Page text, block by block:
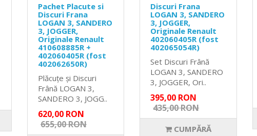
Pachet Placute si
Discuri Frana
LOGAN 3, SANDERO
3, JOGGER,
Originale Renault
410608885R +
402060405R (fost
402062650R)
Plăcuțe și Discuri
Frână LOGAN 3,
SANDERO 3, JOGG..
620,00 RON
655,00 RON
Discuri Frana
LOGAN 3, SANDERO
3, JOGGER,
Originale Renault
402060405R (fost
402065054R)
Set Discuri Frână
LOGAN 3, SANDERO
3, JOGGER, Ori..
395,00 RON
435,00 RON
CUMPĂRĂ